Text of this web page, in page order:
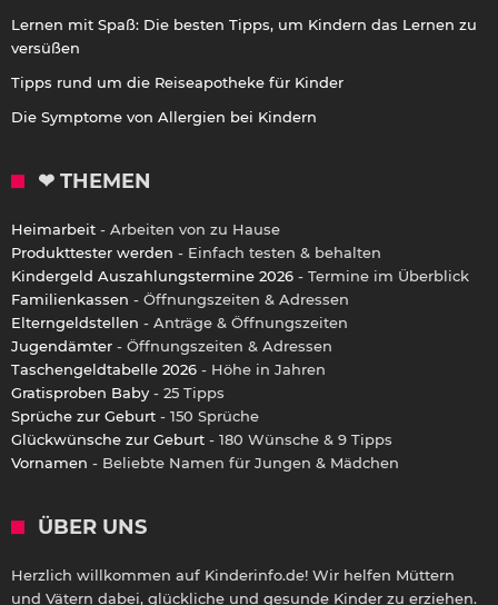
Lernen mit Spaß: Die besten Tipps, um Kindern das Lernen zu
versüßen
Tipps rund um die Reiseapotheke für Kinder
Die Symptome von Allergien bei Kindern
❤ THEMEN
Heimarbeit - Arbeiten von zu Hause
Produkttester werden - Einfach testen & behalten
Kindergeld Auszahlungstermine 2026 - Termine im Überblick
Familienkassen - Öffnungszeiten & Adressen
Elterngeldstellen - Anträge & Öffnungszeiten
Jugendämter - Öffnungszeiten & Adressen
Taschengeldtabelle 2026 - Höhe in Jahren
Gratisproben Baby - 25 Tipps
Sprüche zur Geburt - 150 Sprüche
Glückwünsche zur Geburt - 180 Wünsche & 9 Tipps
Vornamen - Beliebte Namen für Jungen & Mädchen
ÜBER UNS
Herzlich willkommen auf Kinderinfo.de! Wir helfen Müttern
und Vätern dabei, glückliche und gesunde Kinder zu erziehen.